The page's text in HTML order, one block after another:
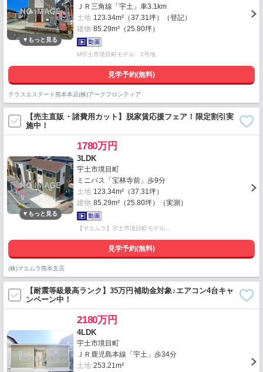
ＪＲ三角線「宇土」車3.1km
土地 123.34m²（37.31坪）（登記）
建物 85.29m²（25.80坪）
M宇土市境目町モデル 2号地
見学予約(無料)
テラスエステート熊本本店(株)アークフロンティア
【売主直販・諸費用カット】脱家賃応援フェア！限定割引実
施中！
1780万円
3LDK
宇土市境目町
ミニバス「宝林寺前」歩9分
土地 123.34m²（37.31坪）
建物 85.29m²（25.80坪）（実測）
【マエムラ】宇土市境目町モデル…
見学予約(無料)
(株)マエムラ熊本支店
【耐震等級最高ランク】35万円補助金対象♪エアコン4台キャ
ンペーン中！
2180万円
4LDK
宇土市境目町
ＪＲ鹿児島本線「宇土」歩34分
土地 253.21m²